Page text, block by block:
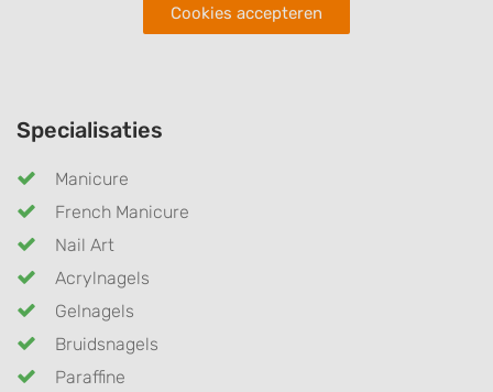
Cookies accepteren
Specialisaties
Manicure
French Manicure
Nail Art
Acrylnagels
Gelnagels
Bruidsnagels
Paraffine